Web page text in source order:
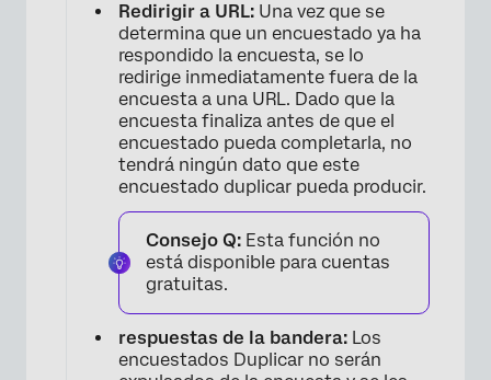
Redirigir a URL: Una vez que se
determina que un encuestado ya ha
respondido la encuesta, se lo
redirige inmediatamente fuera de la
encuesta a una URL. Dado que la
encuesta finaliza antes de que el
encuestado pueda completarla, no
tendrá ningún dato que este
encuestado duplicar pueda producir.
Consejo Q: Esta función no
está disponible para cuentas
gratuitas.
respuestas de la bandera: Los
encuestados Duplicar no serán